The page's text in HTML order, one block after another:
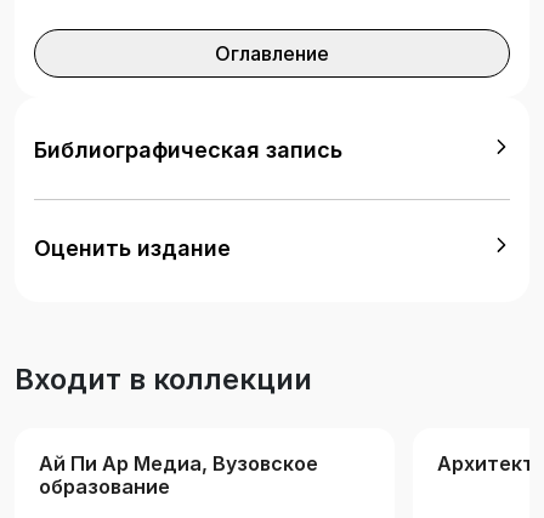
осмысление лекционного материала, учебной и
научной литературы, а также на развитие
знаний и практических способностей
области правового регулирования будущей
профессиональной деятельности специалиста.
Подготовлено с учетом требований
обучающихся по направлениям подготовки
регулирование градостроительной
деятельности», «Правовые основы
Оглавление
Библиографическая запись
Оценить издание
Входит в коллекции
Ай Пи Ар Медиа, Вузовское
образование